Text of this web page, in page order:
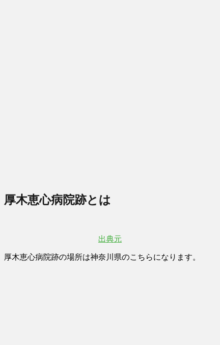
厚木恵心病院跡とは
出典元
厚木恵心病院跡の場所は神奈川県のこちらになります。